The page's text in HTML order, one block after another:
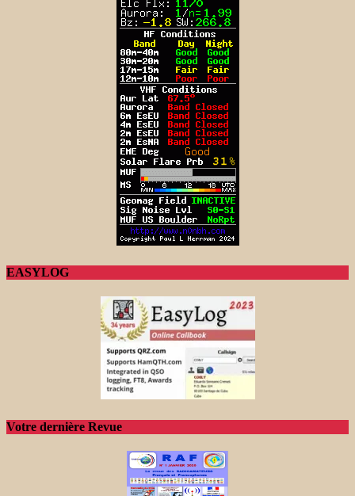
EASYLOG
Votre dernière Revue